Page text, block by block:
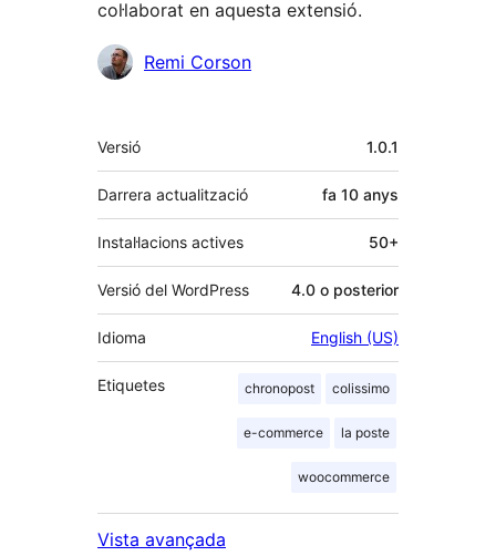
col·laborat en aquesta extensió.
Col·laboradors
Remi Corson
Meta
Versió 1.0.1
Darrera actualització fa 10 anys
Instal·lacions actives 50+
Versió del WordPress 4.0 o posterior
Idioma English (US)
Etiquetes chronopost colissimo
e-commerce la poste
woocommerce
Vista avançada